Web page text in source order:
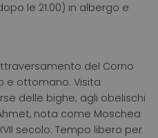
le 21:00) in albergo e
del Corno
e ottomano. Visita
delle bighe; agli obelischi
nota come Moschea
secolo. Tempo libero per